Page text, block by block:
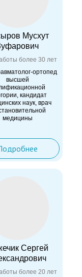
Сергей
более 20 лет
ортопед
высшей
кандидат
наук, врач
медицины
Мусхут
более 30 лет